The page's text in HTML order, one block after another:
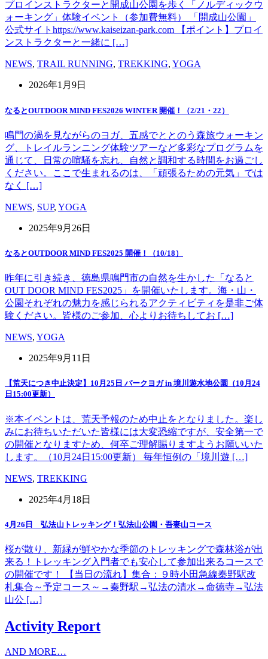
プロインストラクターと開成山公園を歩く「ノルディックウ
ォーキング」体験イベント（参加費無料） 「開成山公園」
公式サイトhttps://www.kaiseizan-park.com 【ポイント】プロイ
ンストラクターと一緒に […]
NEWS, TRAIL RUNNING, TREKKING, YOGA
2026年1月9日
なるとOUTDOOR MIND FES2026 WINTER 開催！（2/21・22）
鳴門の渦を見ながらのヨガ、五感でととのう森旅ウォーキン
グ、トレイルランニング体験ツアーなど多彩なプログラムを
通じて、日常の喧騒を忘れ、自然と調和する時間をお過ごし
ください。ここで生まれるのは、「頑張るための元気」では
なく […]
NEWS, SUP, YOGA
2025年9月26日
なるとOUTDOOR MIND FES2025 開催！（10/18）
昨年に引き続き、徳島県鳴門市の自然を生かした「なると
OUT DOOR MIND FES2025」を開催いたします。海・山・
公園それぞれの魅力を感じられるアクティビティを是非ご体
験ください。皆様のご参加、心よりお待ちしてお […]
NEWS, YOGA
2025年9月11日
【荒天につき中止決定】10月25日 パークヨガ in 境川遊水地公園（10月24
日15:00更新）
※本イベントは、荒天予報のため中止をとなりました。楽し
みにお待ちいただいた皆様には大変恐縮ですが、安全第一で
の開催となりますため、何卒ご理解賜りますようお願いいた
します。（10月24日15:00更新） 毎年恒例の「境川遊 […]
NEWS, TREKKING
2025年4月18日
4月26日 弘法山トレッキング！弘法山公園・吾妻山コース
桜が散り、新緑が鮮やかな季節のトレッキングで森林浴が出
来る！トレッキング入門者でも安心して参加出来るコースで
の開催です！ 【当日の流れ】集合：９時小田急線秦野駅改
札集合～予定コース～→秦野駅→弘法の清水→命徳寺→弘法
山公 […]
Activity Report
AND MORE…